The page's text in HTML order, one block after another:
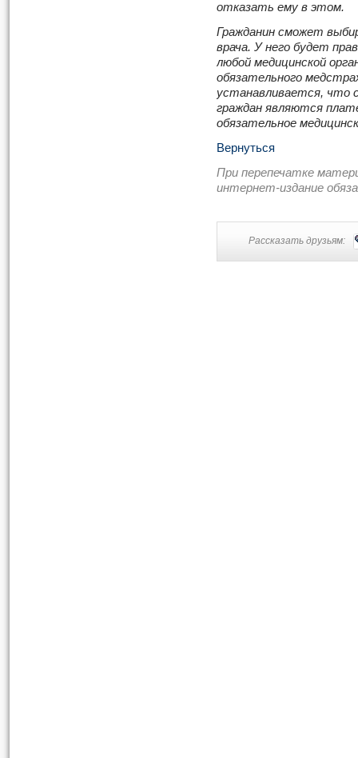
отказать ему в этом.
Гражданин сможет
врача. У него будет
любой медицинской
обязательного
устанавливается, что
граждан являются
обязательное
Вернуться
При перепечатке
интернет-издание
Рассказать друзьям: